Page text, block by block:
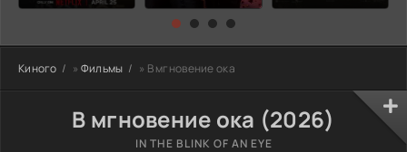
Киного » Фильмы » В мгновение ока
В мгновение ока (2026)
IN THE BLINK OF AN EYE